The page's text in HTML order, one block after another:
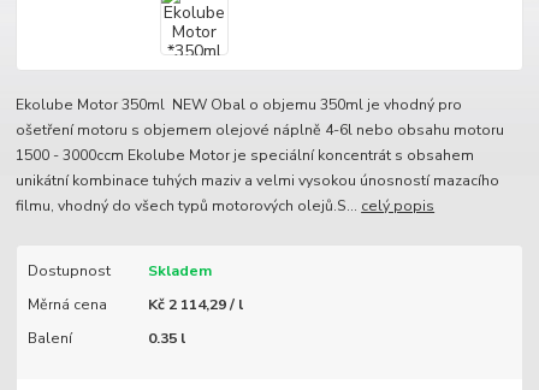
Ekolube Motor 350ml NEW Obal o objemu 350ml je vhodný pro
ošetření motoru s objemem olejové náplně 4-6l nebo obsahu motoru
1500 - 3000ccm Ekolube Motor je speciální koncentrát s obsahem
unikátní kombinace tuhých maziv a velmi vysokou únosností mazacího
filmu, vhodný do všech typů motorových olejů.S... celý popis
Dostupnost
Skladem
Měrná cena
Kč 2 114,29 / l
Balení
0.35 l